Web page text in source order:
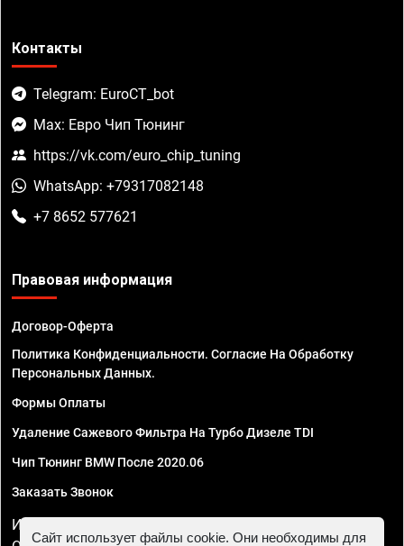
Контакты
Telegram: EuroCT_bot
Max: Евро Чип Тюнинг
https://vk.com/euro_chip_tuning
WhatsApp: +79317082148
+7 8652 577621
Правовая информация
Договор-Оферта
Политика Конфиденциальности. Согласие На Обработку
Персональных Данных.
Формы Оплаты
Удаление Сажевого Фильтра На Турбо Дизеле TDI
Чип Тюнинг BMW После 2020.06
Заказать Звонок
ИП Смирнов Георгий Павлович. ИНН 781302555843,
Сайт использует файлы cookie. Они необходимы для